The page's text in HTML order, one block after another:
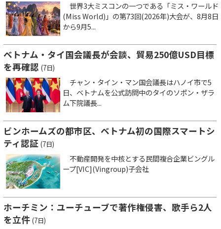
世界3大ミスコンの一つである「ミス・ワールド
(Miss World)」の第73回(2026年)大会が、8月8日
から9月5...
ベトナム・タイ国会議長が会談、貿易250億USD目標
を再確認 (7日)
チャン・タイン・マン国会議長はハノイ市で5
日、ベトナムを公式訪問中のタイのソポン・ザラ
ム下院議長...
ビンホームズの都市区、ベトナム初の国際スマートシ
ティ認証 (7日)
不動産開発を中核とする民間複合企業ビングル
ープ[VIC](Vingroup)子会社
ホーチミン：ユーチューブで著作権侵害、歌手ら2人
を立件 (7日)